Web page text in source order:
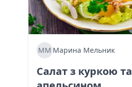
ММ Марина Мельник
Салат з куркою та